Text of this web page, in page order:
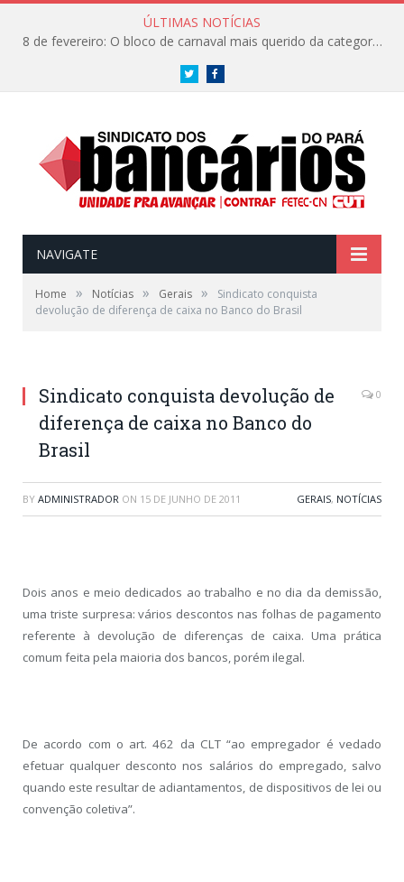
ÚLTIMAS NOTÍCIAS
8 de fevereiro: O bloco de carnaval mais querido da categoria já tem data. Vem pro CarnaBancários 2025!
Twitter
NAVIGATE
Home » Notícias » Gerais »
Sindicato conquista
devolução de diferença de caixa no Banco do Brasil
Sindicato conquista devolução de
diferença de caixa no Banco do
Brasil
0
BY ADMINISTRADOR ON 15 DE JUNHO DE 2011 GERAIS, NOTÍCIAS
Dois anos e meio dedicados ao trabalho e no dia da demissão,
uma triste surpresa: vários descontos nas folhas de pagamento
referente à devolução de diferenças de caixa. Uma prática
comum feita pela maioria dos bancos, porém ilegal.
De acordo com o art. 462 da CLT “ao empregador é vedado
efetuar qualquer desconto nos salários do empregado, salvo
quando este resultar de adiantamentos, de dispositivos de lei ou
convenção coletiva”.